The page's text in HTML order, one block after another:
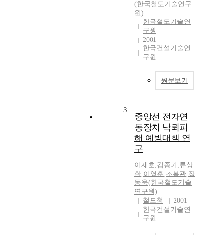
(한국철도기술연구
원)
한국철도기술연
구원
2001
한국건설기술연
구원
원문보기
3
중앙선 전자연
동장치 낙뢰피
해 예방대책 연
구
이재호,김종기 ,류상
환,이영훈,조봉관,장
동욱(한국철도기술
연구원)
철도청
2001
한국건설기술연
구원